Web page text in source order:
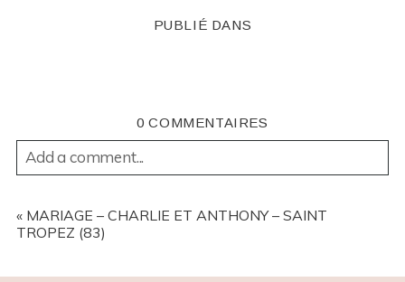
PUBLIÉ DANS
0 COMMENTAIRES
Add a comment...
REQUIRED FIELDS ARE MARKED *
« MARIAGE – CHARLIE ET ANTHONY – SAINT
TROPEZ (83)